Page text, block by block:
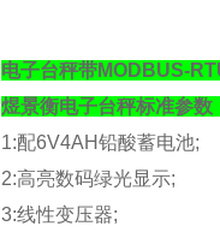
电子台秤带MODBUS-
煜景衡电子台秤标准参数
1:配6V4AH铅酸蓄电池;
2:高亮数码绿光显示;
3:线性变压器;